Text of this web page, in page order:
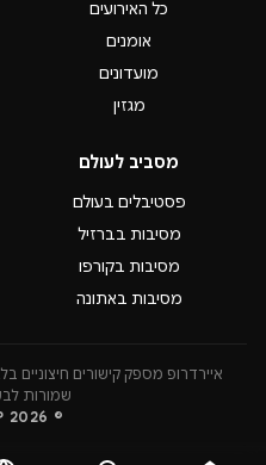
כל האירועים
אומנים
מועדונים
מגזין
מסביב לעולם
פסטיבלים בעולם
מסיבות בברזיל
מסיבות בקורפו
מסיבות באתונה
איירדרופ מספק קישורים חיצוניים
שמורות
© 2026 AIRDROP